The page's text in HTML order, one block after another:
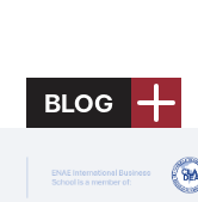
BLOG